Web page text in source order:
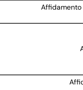
Affidamento